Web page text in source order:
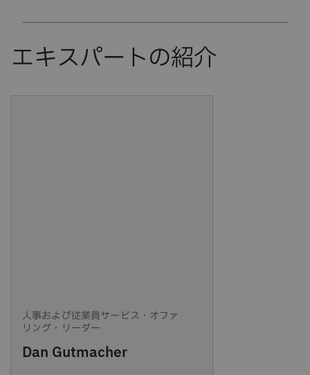
人事および従業員サービス・オファ
リング・リーダー
Dan Gutmacher